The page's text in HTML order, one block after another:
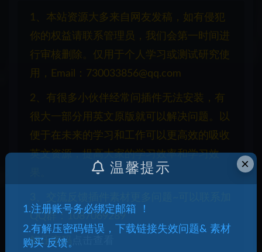
1、本站资源大多来自网友发稿，如有侵犯
你的权益请联系管理员，我们会第一时间进
行审核删除。仅用于个人学习或测试研究使
用，Email：730033856@qq.com
2、有很多小伙伴经常问插件无法安装，有
很大一部分用英文原版就可以解决问题。以
便于在未来的学习和工作可以更高效的吸收
英文资源，提高大家的学习效率和学习效
QQ群：1087069289
解压密码
×
温馨提示
1.注册账号务必绑定邮箱 ！
2.有解压密码错误，下载链接失效问题& 素材
购买 反馈。